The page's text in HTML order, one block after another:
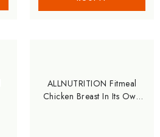
ALLNUTRITION Fitmeal
Chicken Breast In Its Own